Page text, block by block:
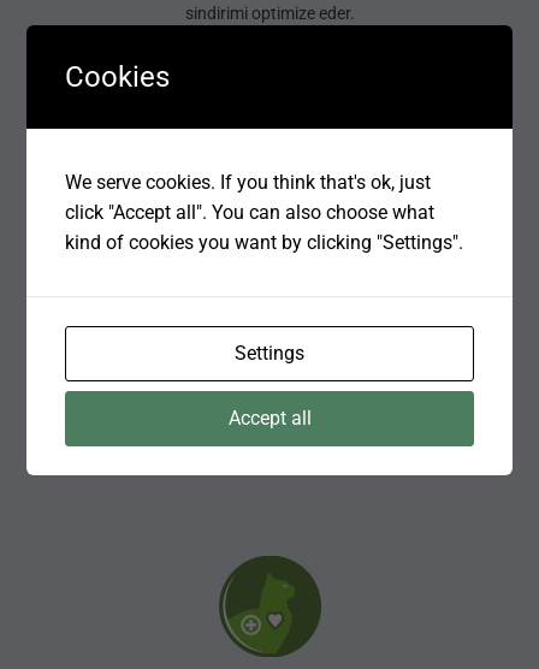
sindirimi optimize eder.
BonaCibo, sağlıklı deri yapısını ve parlak tüylerin oluşumunu
desteklemek üzere vitaminler ve amino asitlerce zenginleştirilmiş,
Omega-6:Omega-3 yağ asitleri oranı dengelenmiş içeriğe
sahiptir.
Cookies
We serve cookies. If you think that's ok, just
click "Accept all". You can also choose what
kind of cookies you want by clicking "Settings".
Settings
Accept all